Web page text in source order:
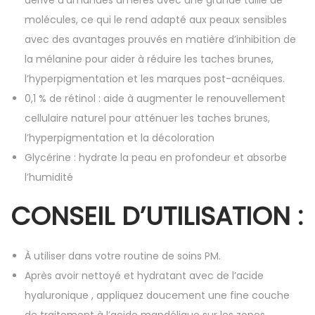
molécules, ce qui le rend adapté aux peaux sensibles
avec des avantages prouvés en matière d’inhibition de
la mélanine pour aider à réduire les taches brunes,
l’hyperpigmentation et les marques post-acnéiques.
0,1 % de rétinol : aide à augmenter le renouvellement
cellulaire naturel pour atténuer les taches brunes,
l’hyperpigmentation et la décoloration
Glycérine : hydrate la peau en profondeur et absorbe
l’humidité
CONSEIL D’UTILISATION :
À utiliser dans votre routine de soins PM.
Après avoir nettoyé et hydratant avec de l’acide
hyaluronique , appliquez doucement une fine couche